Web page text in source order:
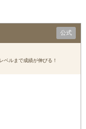
公式
ベルまで成績が伸びる！